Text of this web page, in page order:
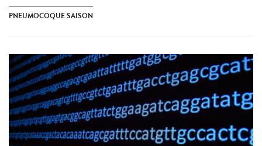
PNEUMOCOQUE SAISON